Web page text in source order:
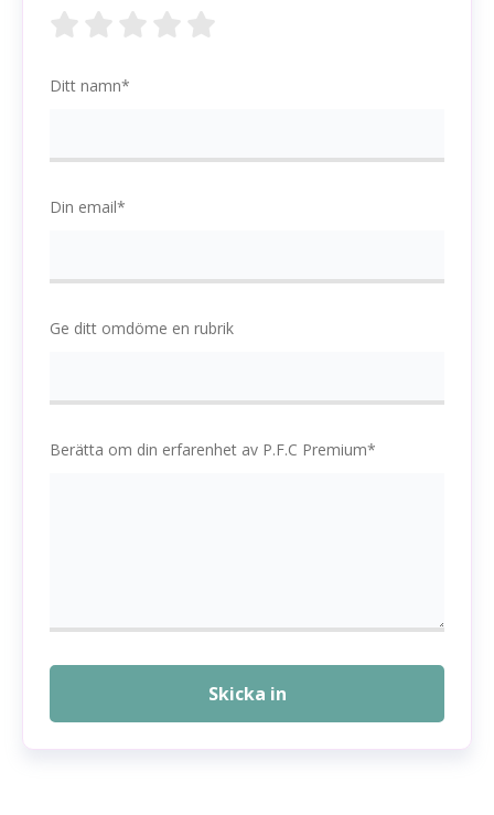
Ditt namn*
Din email*
Ge ditt omdöme en rubrik
Berätta om din erfarenhet av P.F.C Premium*
Skicka in